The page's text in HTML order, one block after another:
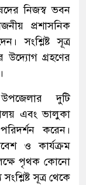
নিজস্ব ভবন
প্রশাসনিক
সংশ্লিষ্ট সূত্র
উদ্যোগ গ্রহণের
দুটি
এবং ভালুকা
করেন।
ও কার্যক্রম
পৃথক কোনো
সংশ্লিষ্ট সূত্র থেকে